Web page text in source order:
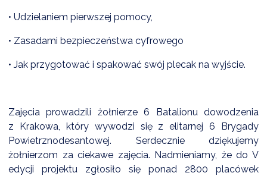
• Udzielaniem pierwszej pomocy,
• Zasadami bezpieczeństwa cyfrowego
• Jak przygotować i spakować swój plecak na wyjście.
Zajęcia prowadzili żołnierze 6 Batalionu dowodzenia
z Krakowa, który wywodzi się z elitarnej 6 Brygady
Powietrznodesantowej. Serdecznie dziękujemy
żołnierzom za ciekawe zajęcia. Nadmieniamy, że do V
edycji projektu zgłosiło się ponad 2800 placówek